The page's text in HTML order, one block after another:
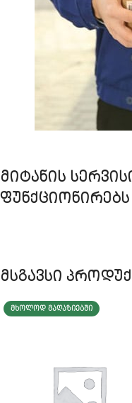
ᲛᲘᲢᲐᲜᲘᲡ
ᲤᲣᲜᲥᲪᲘᲝᲜᲘᲠᲔᲑᲡ
მსგავსი
ᲛᲮᲝᲚᲝᲓ ᲛᲐᲦᲐᲖᲘᲔᲑᲨᲘ